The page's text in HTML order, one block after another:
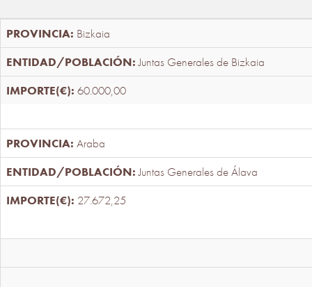
Bizkaia
Juntas Generales de Bizkaia
60.000,00
Araba
Juntas Generales de Álava
27.672,25